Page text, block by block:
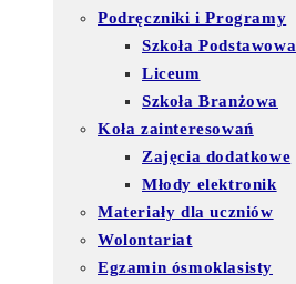
Podręczniki i Programy
Szkoła Podstawowa
Liceum
Szkoła Branżowa
Koła zainteresowań
Zajęcia dodatkowe
Młody elektronik
Materiały dla uczniów
Wolontariat
Egzamin ósmoklasisty